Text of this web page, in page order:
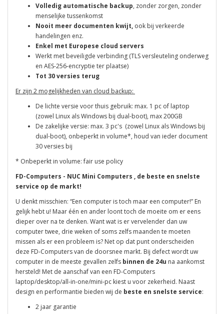
Volledig automatische backup, zonder zorgen, zonder
menselijke tussenkomst
Nooit meer documenten kwijt, ook bij verkeerde
handelingen enz.
Enkel met Europese cloud servers
Werkt met beveiligde verbinding (TLS versleuteling onderweg
en AES-256-encryptie ter plaatse)
Tot 30 versies terug
Er zijn 2 mogelijkheden van cloud backup:
De lichte versie voor thuis gebruik: max. 1 pc of laptop
(zowel Linux als Windows bij dual-boot), max 200GB
De zakelijke versie: max. 3 pc's (zowel Linux als Windows bij
dual-boot), onbeperkt in volume*, houd van ieder document
30 versies bij
* Onbeperkt in volume: fair use policy
FD-Computers - NUC Mini Computers , de beste en snelste
service op de markt!
U denkt misschien: “Een computer is toch maar een computer!” En
gelijk hebt u! Maar één en ander loont toch de moeite om er eens
dieper over na te denken. Want wat is er vervelender dan uw
computer twee, drie weken of soms zelfs maanden te moeten
missen als er een probleem is? Net op dat punt onderscheiden
deze FD-Computers van de doorsnee markt. Bij defect wordt uw
computer in de meeste gevallen zelfs binnen de 24u na aankomst
hersteld! Met de aanschaf van een FD-Computers
laptop/desktop/all-in-one/mini-pc kiest u voor zekerheid. Naast
design en performantie bieden wij de beste en snelste service:
2 jaar garantie